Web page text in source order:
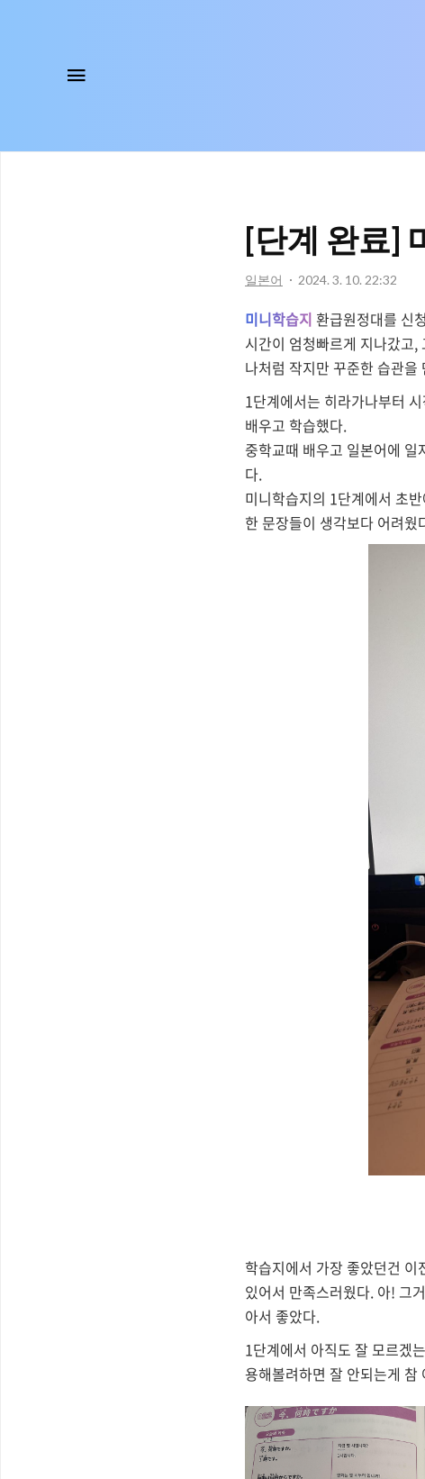
[단계 완료]
일본어 2024. 3. 10. 22:32
미니학습지 환급원정대를 신
시간이 엄청빠르게 지나갔고
나처럼 작지만 꾸준한 습관
1단계에서는 히라가나부터
배우고 학습했다.
중학교때 배우고 일본어에
다.
미니학습지의 1단계에서 초
한 문장들이 생각보다 어려
학습지에서 가장 좋았던건
있어서 만족스러웠다. 아! 그
아서 좋았다.
1단계에서 아직도 잘 모르겠
용해볼려하면 잘 안되는게 참